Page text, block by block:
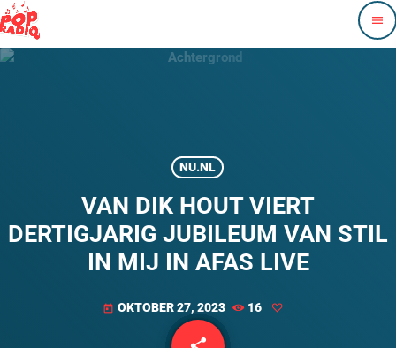
menu
NU.NL
VAN DIK HOUT VIERT
DERTIGJARIG JUBILEUM VAN STIL
IN MIJ IN AFAS LIVE
today OKTOBER 27, 2023 16